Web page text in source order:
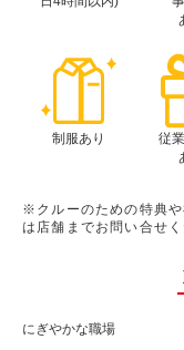
制服あり
従
※クルーのための特典や
は店舗までお問い合せく
にぎやかな職場